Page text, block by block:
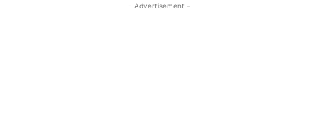
- Advertisement -